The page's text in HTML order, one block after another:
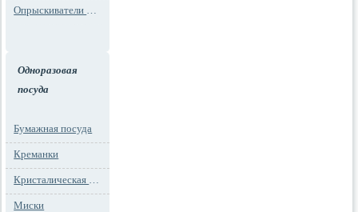
Опрыскиватели ранцевые
Одноразовая
посуда
Бумажная посуда
Креманки
Кристалическая посуда
Миски